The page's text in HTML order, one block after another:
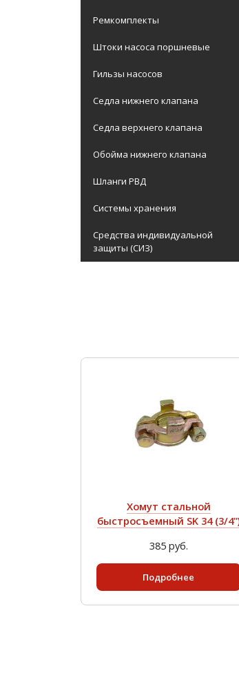
Ремкомплекты
Штоки насоса поршневые
Гильзы насосов
Седла нижнего клапана
Седла верхнего клапана
Обойма нижнего клапана
Шланги РВД
Системы хранения
Средства индивидуальной
защиты (СИЗ)
Хомут стальной
быстросъемный SK 34 (3/
385 руб.
Подробнее